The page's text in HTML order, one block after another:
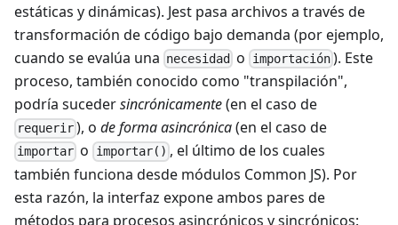
estáticas y dinámicas). Jest pasa archivos a través de
transformación de código bajo demanda (por ejemplo,
cuando se evalúa una necesidad o importación). Este
proceso, también conocido como "transpilación",
podría sucedersincrónicamente(en el caso de
requerir ), ode forma asincrónica(en el caso de
importar o importar() , el último de los cuales
también funciona desde módulos Common JS). Por
esta razón, la interfaz expone ambos pares de
métodos para procesos asincrónicos y sincrónicos: